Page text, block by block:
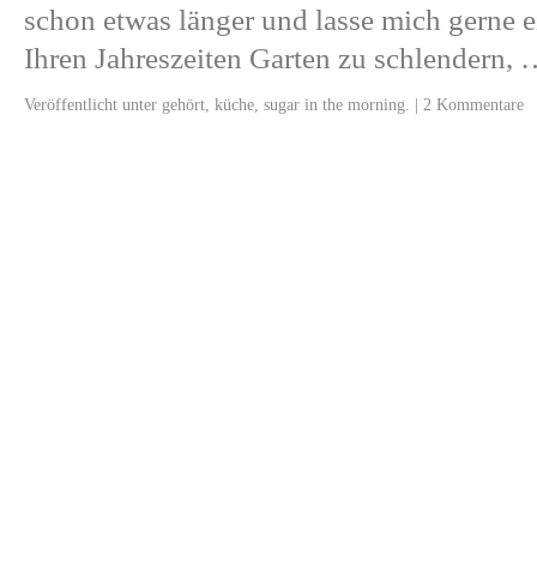
schon etwas länger und lasse mich gerne
Ihren Jahreszeiten Garten zu
Veröffentlicht unter gehört küche sugar in the morning. | 2 Kommentare